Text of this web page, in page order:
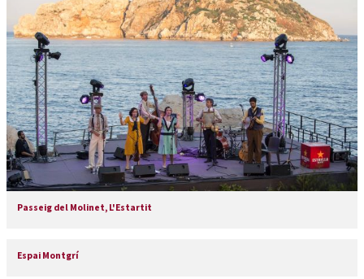
Passeig del Molinet, L'Estartit
Espai Montgrí